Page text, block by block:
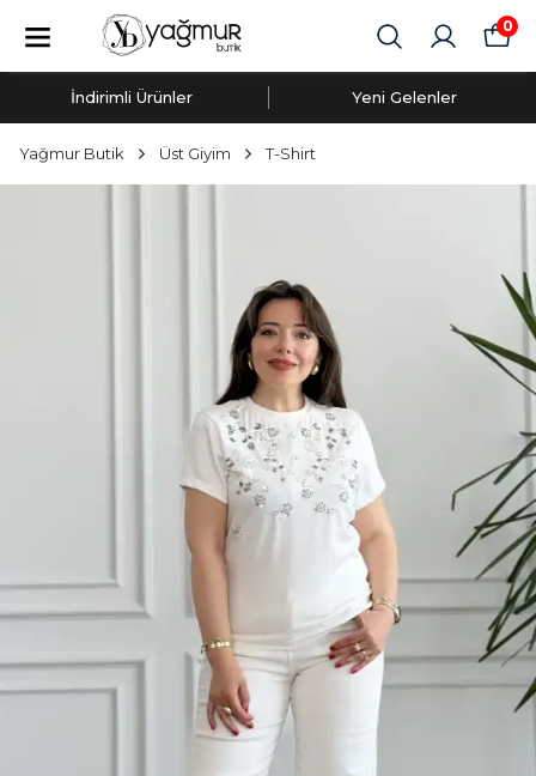
0
İndirimli Ürünler Yeni Gelenler
Yağmur Butik Üst Giyim T-Shirt